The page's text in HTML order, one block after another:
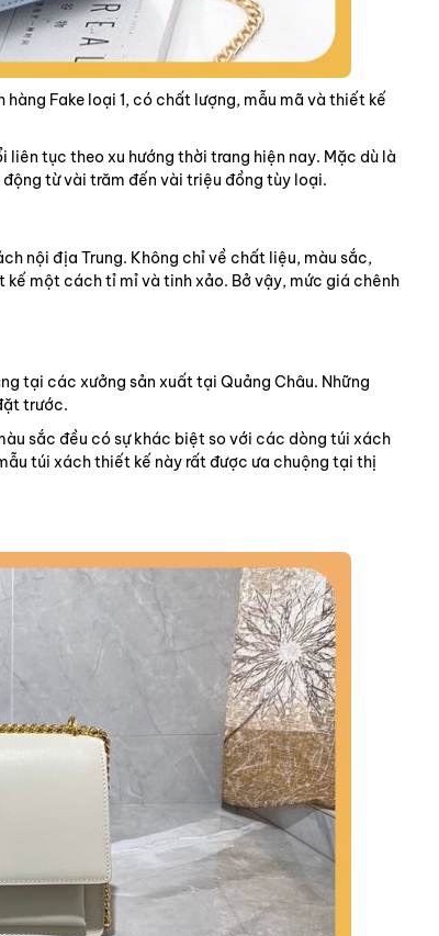
Fake loại 1, có chất lượng, mẫu mã và thiết kế
tục theo xu hướng thời trang hiện nay. Mặc dù là
động từ vài trăm đến vài triệu đồng tùy loại.
nội địa Trung. Không chỉ về chất liệu, màu sắc,
một cách tỉ mỉ và tinh xảo. Bở vậy, mức giá chênh
tại các xưởng sản xuất tại Quảng Châu. Những
trước.
sắc đều có sự khác biệt so với các dòng túi xách
túi xách thiết kế này rất được ưa chuộng tại thị